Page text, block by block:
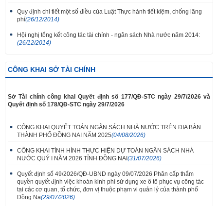
Quy định chi tiết một số điều của Luật Thực hành tiết kiệm, chống lãng
phí(26/12/2014)
Hội nghị tổng kết công tác tài chính - ngân sách Nhà nước năm 2014:
(26/12/2014)
CÔNG KHAI SỞ TÀI CHÍNH
Sở Tài chính công khai Quyết định số 177/QĐ-STC ngày 29/7/2026 và
Quyết định số 178/QĐ-STC ngày 29/7/2026
CÔNG KHAI QUYẾT TOÁN NGÂN SÁCH NHÀ NƯỚC TRÊN ĐỊA BÀN
THÀNH PHỐ ĐỒNG NAI NĂM 2025(04/08/2026)
CÔNG KHAI TÌNH HÌNH THỰC HIỆN DỰ TOÁN NGÂN SÁCH NHÀ
NƯỚC QUÝ I NĂM 2026 TỈNH ĐỒNG NAI(31/07/2026)
Quyết định số 49/2026/QĐ-UBND ngày 09/07/2026 Phân cấp thẩm
quyền quyết định việc khoán kinh phí sử dụng xe ô tô phục vụ công tác
tại các cơ quan, tổ chức, đơn vị thuộc phạm vi quản lý của thành phố
Đồng Na(29/07/2026)